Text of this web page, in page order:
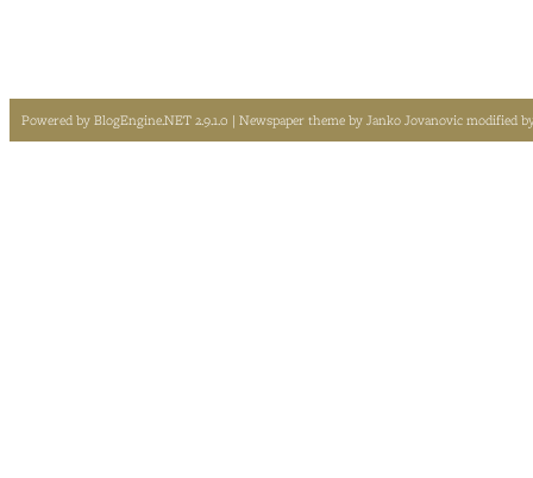
Powered byBlogEngine.NET 2.9.1.0 | Newspaper theme byJanko Jovanovicmodified